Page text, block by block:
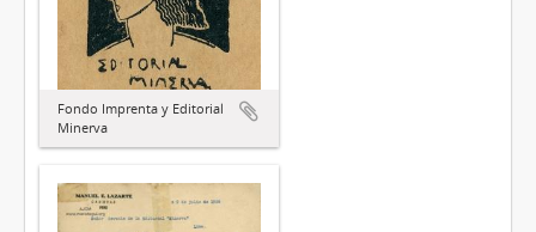
Fondo Imprenta y Editorial
Minerva